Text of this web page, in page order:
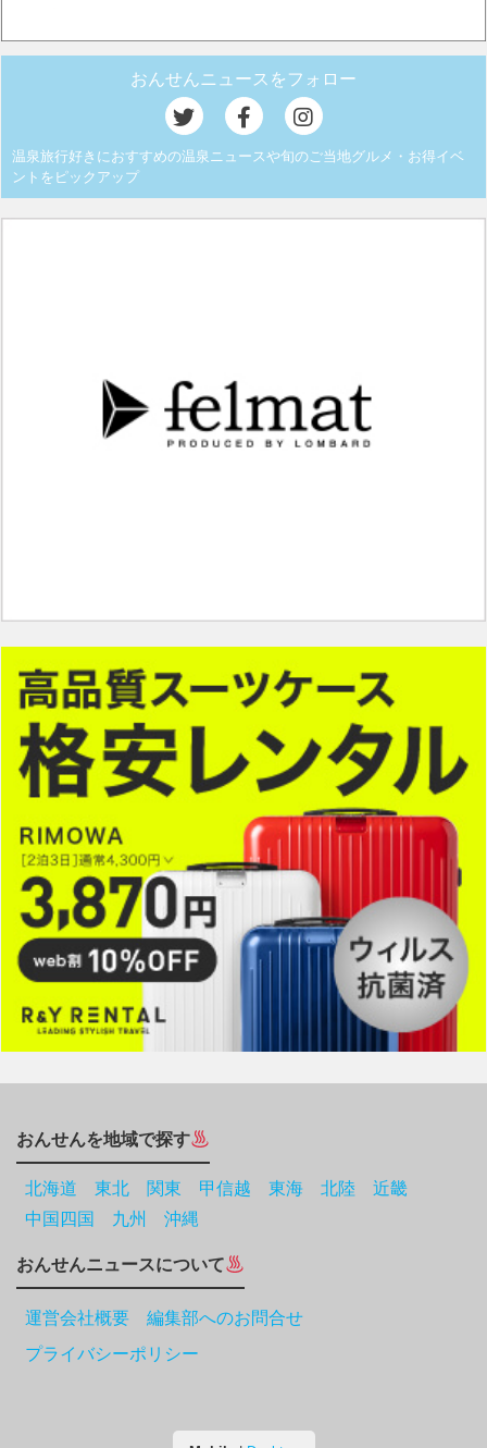
おんせんニュースをフォロー
温泉旅行好きにおすすめの温泉ニュースや旬のご当地グルメ・お得イベ
ントをピックアップ
おんせんを地域で探す
北海道 東北 関東 甲信越 東海 北陸
近畿
中国四国
九州 沖縄
おんせんニュースについて
運営会社概要 編集部へのお問合せ
プライバシーポリシー